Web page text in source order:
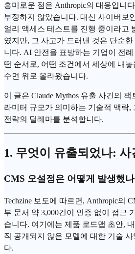
흥미로운 점은 Anthropic의 대응입니
부정하지 않았습니다. 대신 사이버보
얼리 액세스 테스트를 진행 중이라고
였지만, 그 사고가 드러낸 것은 단순
니다. AI 안전을 표방하는 기업이 전
떤 순서로, 어떤 조건에서 세상에 내놓
수면 위로 올라왔습니다.
이 글은 Claude Mythos 유출 사건의
라미터 규모가 의미하는 기술적 맥락,
전략의 딜레마를 분석합니다.
1. 무엇이 유출되었나: 사
CMS 오설정은 어떻게 발생했
Techzine 보도에 따르면, Anthropic의
부 문서 약 3,000건이 인증 없이 접근
습니다. 여기에는 제품 로드맵 초안,
직 공개되지 않은 모델에 대한 기술
다.